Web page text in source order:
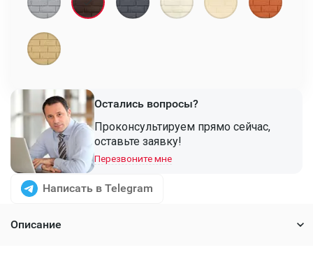
Остались вопросы?
Проконсультируем прямо сейчас,
оставьте заявку!
Перезвоните мне
Написать в Telegram
Описание